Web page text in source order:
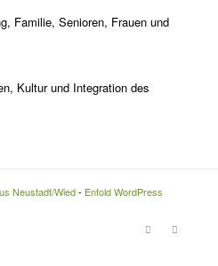
Familie, Senioren, Frauen und
Kultur und Integration des
Neustadt/Wied- Enfold WordPress